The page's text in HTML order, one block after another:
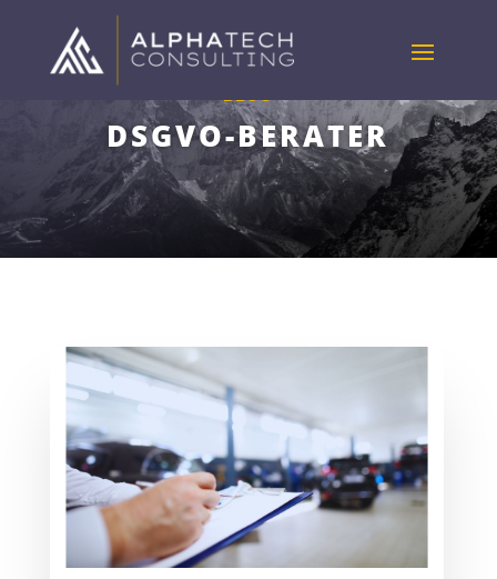
DSGVO-BERATER